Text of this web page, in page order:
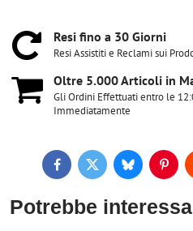
Resi fino a 30 Giorni
Resi Assistiti e Reclami sui
Oltre 5​.000 Articoli in
Gli Ordini Effettuati entro le
Immediatamente
FacebookTwitterBluesky
Potrebbe